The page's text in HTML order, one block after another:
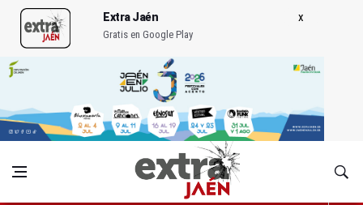
Extra Jaén
Gratis en Google Play